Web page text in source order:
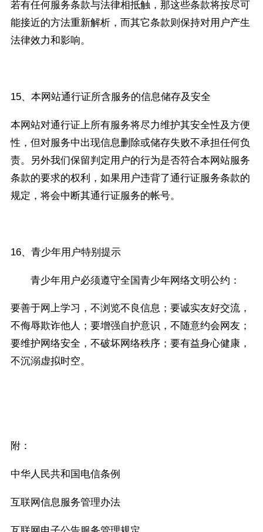
若有任何服务条款与法律相抵触，那这些条款将按尽可
能接近的方法重新解析，而其它条款则保持对用户产生
法律效力和影响。
15、本网站通行证所含服务的信息储存及安全
本网站对通行证上所有服务将尽力维护其安全性及方便
性，但对服务中出现信息删除或储存失败不承担任何负
责。另外我们保留判定用户的行为是否符合本网站服务
条款的要求的权利，如果用户违背了通行证服务条款的
规定，将会中断其通行证服务的帐号。
16、青少年用户特别提示
青少年用户必须遵守全国青少年网络文明公约：
要善于网上学习，不浏览不良信息；要诚实友好交流，
不侮辱欺诈他人；要增强自护意识，不随意约会网友；
要维护网络安全，不破坏网络秩序；要有益身心健康，
不沉溺虚拟时空。
附：
中华人民共和国电信条例
互联网信息服务管理办法